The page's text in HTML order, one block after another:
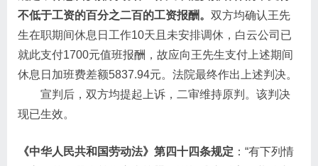
不低于工资的百分之二百的工资报酬。 双方均确认王先
生在职期间休息日工作10天且未安排调休，白云公司已
就此支付1700元值班报酬，故应向王先生支付上述期间
休息日加班费差额5837.94元。法院最终作出上述判决。
宣判后，双方均提起上诉，二审维持原判。该判决
现已生效。
《中华人民共和国劳动法》第四十四条规定 ：“有下列情